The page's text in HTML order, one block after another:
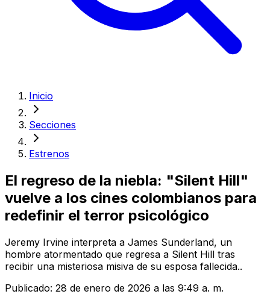
Inicio
Secciones
Estrenos
El regreso de la niebla: "Silent Hill"
vuelve a los cines colombianos para
redefinir el terror psicológico
Jeremy Irvine interpreta a James Sunderland, un
hombre atormentado que regresa a Silent Hill tras
recibir una misteriosa misiva de su esposa fallecida..
Publicado: 28 de enero de 2026 a las 9:49 a. m.